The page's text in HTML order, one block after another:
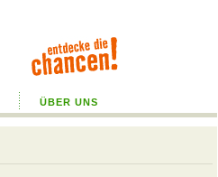
ÜBER UNS